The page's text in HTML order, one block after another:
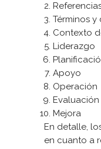
Términos
Contexto
Liderazgo
Apoyo
Operación
Mejora
En detalle,
en cuanto a